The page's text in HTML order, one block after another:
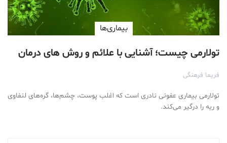
بیماری‌ها
تولارمی چیست؛ آشنایی با علائم و روش های درمان
فریما فرهنگی
تولارمی بیماری عفونی نادری است که اغلب پوست، چشم‌ها، گره‌های لنفاوی
و ریه را درگیر می‌کند.